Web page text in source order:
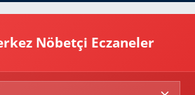
Nöbetçi Eczaneler